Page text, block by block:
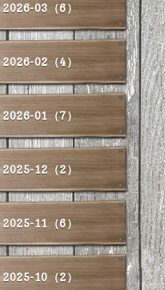
2026-03（6）
2026-02（4）
2026-01（7）
2025-12（2）
2025-11（6）
2025-10（2）